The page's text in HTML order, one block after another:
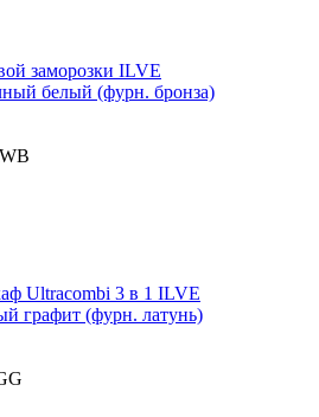
заморозки ILVE
белый (фурн. бронза)
Ultracombi 3 в 1 ILVE
графит (фурн. латунь)